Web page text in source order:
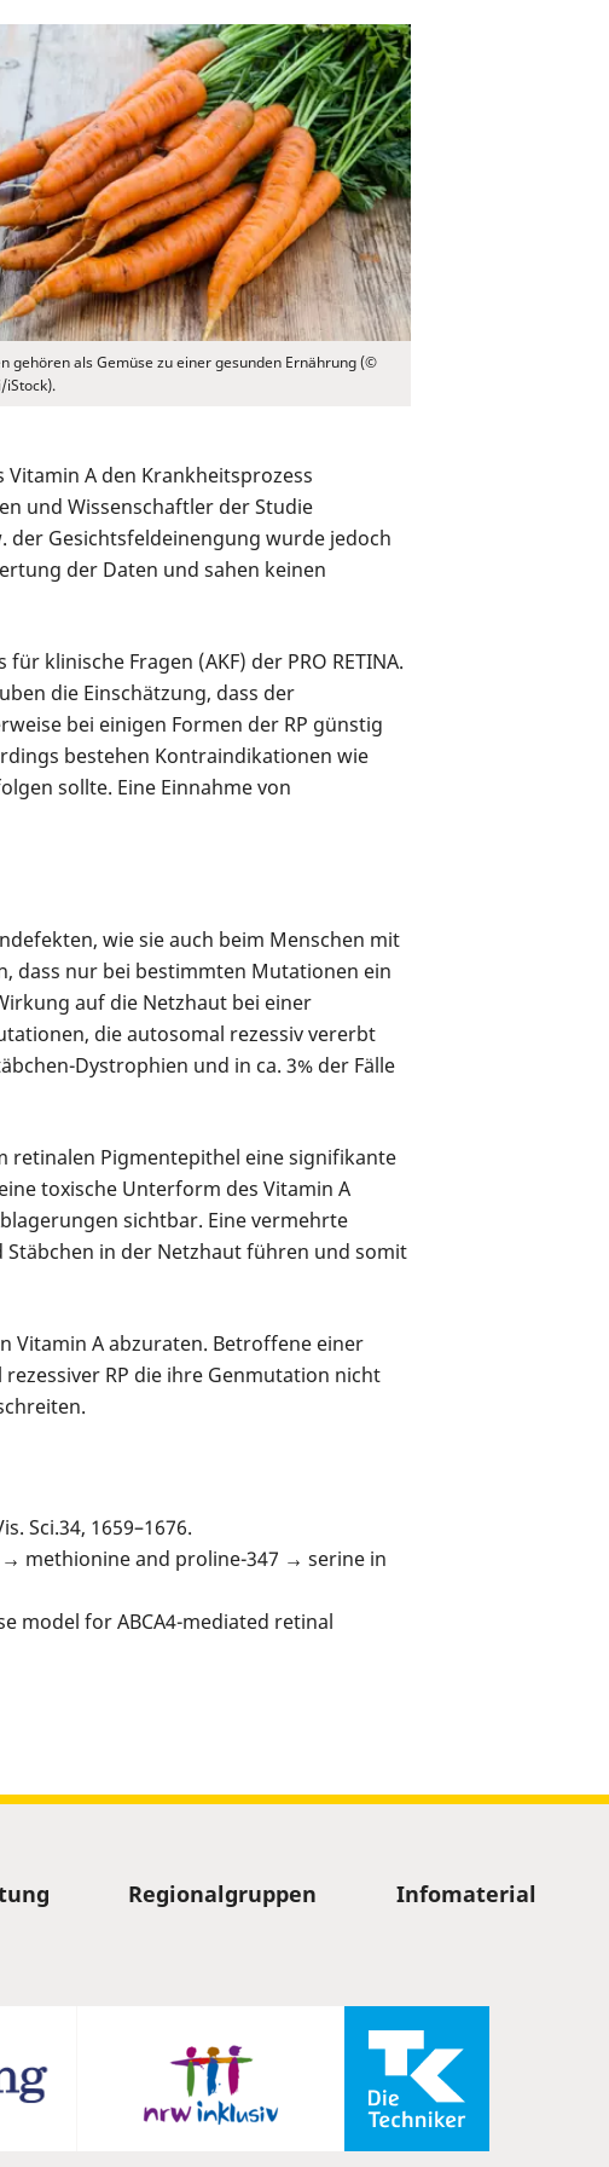
gehören als Gemüse zu einer gesunden Ernährung (©
iStock).
Vitamin A den Krankheitsprozess
und Wissenschaftler der Studie
Gesichtsfeldeinengung wurde jedoch
der Daten und sahen keinen
klinische Fragen (AKF) der PRO RETINA.
die Einschätzung, dass der
bei einigen Formen der RP günstig
bestehen Kontraindikationen wie
sollte. Eine Einnahme von
wie sie auch beim Menschen mit
dass nur bei bestimmten Mutationen ein
auf die Netzhaut bei einer
die autosomal rezessiv vererbt
Dystrophien und in ca. 3% der Fälle
retinalen Pigmentepithel eine signifikante
toxische Unterform des Vitamin A
sichtbar. Eine vermehrte
in der Netzhaut führen und somit
Vitamin A abzuraten. Betroffene einer
RP die ihre Genmutation nicht
Sci.34, 1659–1676.
methionine and proline-347 → serine in
model for ABCA4-mediated retinal
Regionalgruppen Infomaterial